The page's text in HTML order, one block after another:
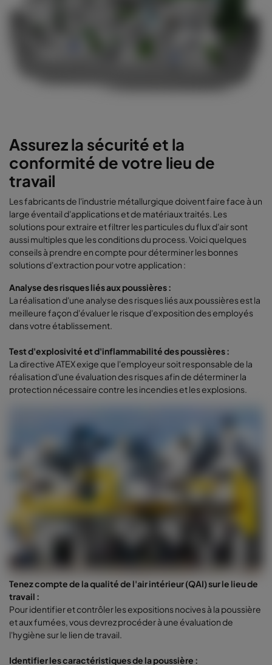
Assurez la sécurité et la
conformité de votre lieu de
travail
Les fabricants de l'industrie métallurgique doivent faire face à un
large éventail d'applications et de matériaux traités. Les
solutions pour extraire et filtrer les particules du flux d'air sont
aussi multiples que les conditions du process. Voici quelques
conseils à prendre en compte pour déterminer les bonnes
solutions d'extraction pour votre application :
Analyse des risques liés aux poussières :
La réalisation d'une analyse des risques liés aux poussières est la
meilleure façon d'évaluer le risque d'exposition des employés
dans votre établissement.
Test d'explosivité et d'inflammabilité des poussières :
La directive ATEX exige que l'employeur soit responsable de la
réalisation d'une évaluation des risques afin de déterminer la
protection nécessaire contre les incendies et les explosions.
Tenez compte de la qualité de l'air intérieur (QAI) sur le lieu de
travail :
Pour identifier et contrôler les expositions nocives à la poussière
et aux fumées, vous devrez procéder à une évaluation de
l'hygiène sur le lien de travail.
Identifier les caractéristiques de la poussière :